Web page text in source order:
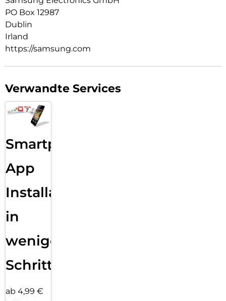
PO Box 12987
Dublin
Irland
https://samsung.com
Verwandte Services
Smartphone
App
Installation
in
wenigen
Schritten
ab 4,99 €